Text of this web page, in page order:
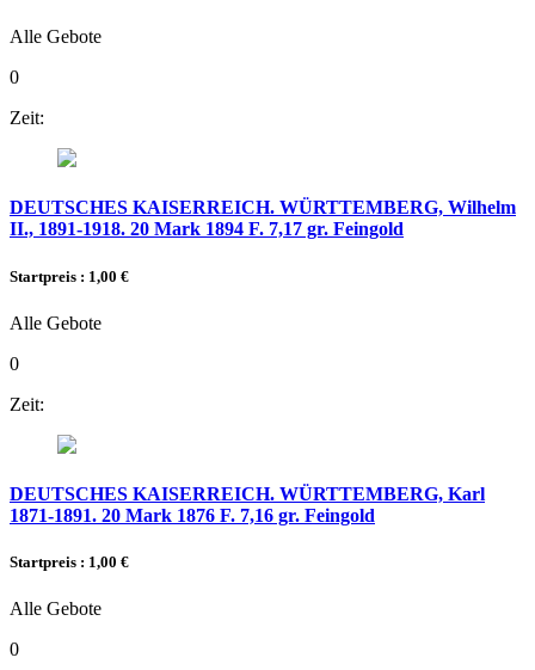
Alle Gebote
0
Zeit:
DEUTSCHES KAISERREICH. WÜRTTEMBERG, Wilhelm
II., 1891-1918. 20 Mark 1894 F. 7,17 gr. Feingold
Startpreis : 1,00 €
Alle Gebote
0
Zeit:
DEUTSCHES KAISERREICH. WÜRTTEMBERG, Karl
1871-1891. 20 Mark 1876 F. 7,16 gr. Feingold
Startpreis : 1,00 €
Alle Gebote
0